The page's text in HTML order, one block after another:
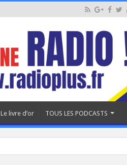
Le livre d’or TOUS LES PODCASTS